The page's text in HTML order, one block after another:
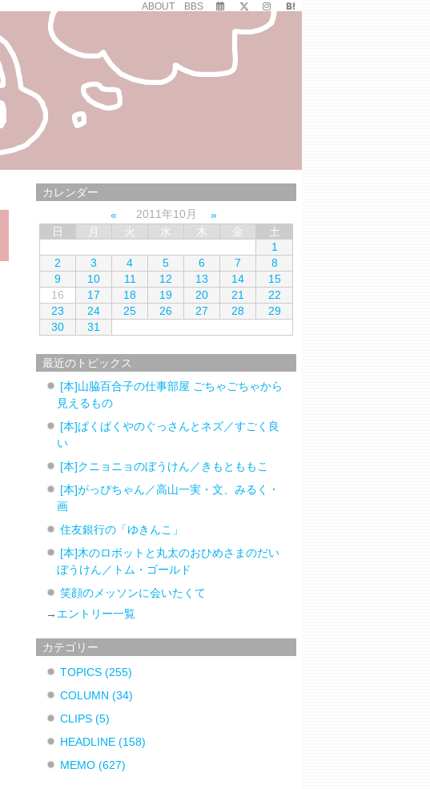
ABOUT BBS
カレンダー
2011年10月
日
月 火 水 木 金
土
1
2
3 4 5 6 7
8
9
10 11 12 13 14
15
16
17 18 19 20 21
22
23
24 25 26 27 28
29
30
31
最近のトピックス
[本]山脇百合子の仕事部屋 ごちゃごちゃから
見えるもの
[本]ぱくぱくやのぐっさんとネズ／すごく良
い
[本]クニョニョのぼうけん／きもとももこ
[本]がっぴちゃん／高山一実・文、みるく・
画
住友銀行の「ゆきんこ」
[本]木のロボットと丸太のおひめさまのだい
ぼうけん／トム・ゴールド
笑顔のメッソンに会いたくて
→ エントリー一覧
カテゴリー
TOPICS(255)
COLUMN(34)
CLIPS(5)
HEADLINE(158)
MEMO(627)